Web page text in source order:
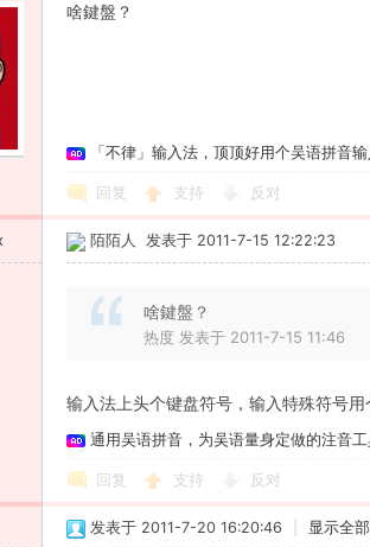
啥鍵盤？
「不律」输入法，顶顶好用个吴语拼音
回复 支持 反对
陌陌人 发表于 2011-7-15 12:22:23
啥鍵盤？
热度 发表于 2011-7-15 11:46
输入法上头个键盘符号，输入特殊符号用
通用吴语拼音，为吴语量身定做的注音
回复 支持 反对
发表于 2011-7-20 16:20:46 显示全